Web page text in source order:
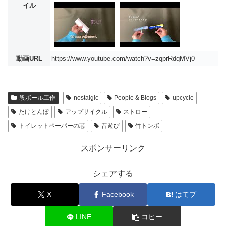
イル
動画URL https://www.youtube.com/watch?v=zqprRdqMVj0
段ボール工作 nostalgic People & Blogs
upcycle
たけとんぼ
アップサイクル
ストロー
トイレットペーパーの芯
昔遊び 竹トンボ
スポンサーリンク
シェアする
X Facebook はてブ
LINE コピー